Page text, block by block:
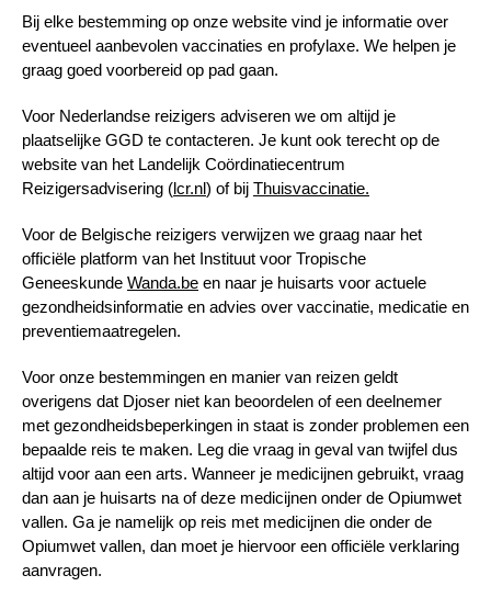
Bij elke bestemming op onze website vind je informatie over
eventueel aanbevolen vaccinaties en profylaxe. We helpen je
graag goed voorbereid op pad gaan.
Voor Nederlandse reizigers adviseren we om altijd je
plaatselijke GGD te contacteren. Je kunt ook terecht op de
website van het Landelijk Coördinatiecentrum
Reizigersadvisering (lcr.nl) of bij Thuisvaccinatie.
Voor de Belgische reizigers verwijzen we graag naar het
officiële platform van het Instituut voor Tropische
Geneeskunde Wanda.be en naar je huisarts voor actuele
gezondheidsinformatie en advies over vaccinatie, medicatie en
preventiemaatregelen.
Voor onze bestemmingen en manier van reizen geldt
overigens dat Djoser niet kan beoordelen of een deelnemer
met gezondheidsbeperkingen in staat is zonder problemen een
bepaalde reis te maken. Leg die vraag in geval van twijfel dus
altijd voor aan een arts. Wanneer je medicijnen gebruikt, vraag
dan aan je huisarts na of deze medicijnen onder de Opiumwet
vallen. Ga je namelijk op reis met medicijnen die onder de
Opiumwet vallen, dan moet je hiervoor een officiële verklaring
aanvragen.